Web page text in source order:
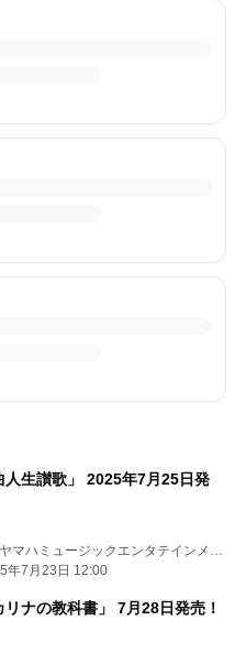
人生讃歌」 2025年7月25日発
ヤマハミュージックエンタテインメン
年7月23日 12:00
リナの教科書」 7月28日発売！